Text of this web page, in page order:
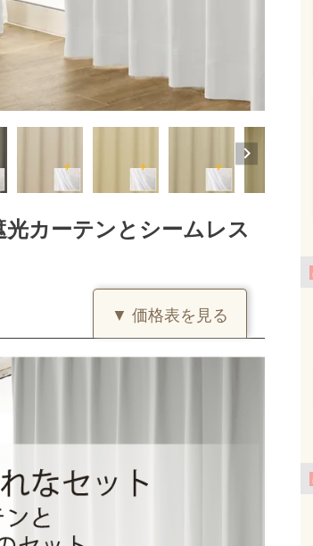
カーテンとシームレス
▼ 価格表を見る
円 25,080円
円